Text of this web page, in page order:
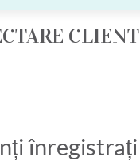
CLIENT
înregistrați